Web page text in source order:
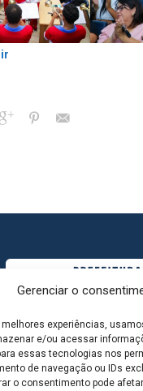
Gerenciar o
melhores experiências,
e/ou acessar
essas tecnologias nos
de navegação ou IDs
o consentimento pode